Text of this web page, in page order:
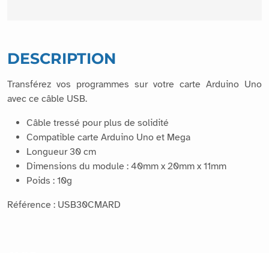
DESCRIPTION
Transférez vos programmes sur votre carte Arduino Uno
avec ce câble USB.
Câble tressé pour plus de solidité
Compatible carte Arduino Uno et Mega
Longueur 30 cm
Dimensions du module : 40mm x 20mm x 11mm
Poids : 10g
Référence : USB30CMARD